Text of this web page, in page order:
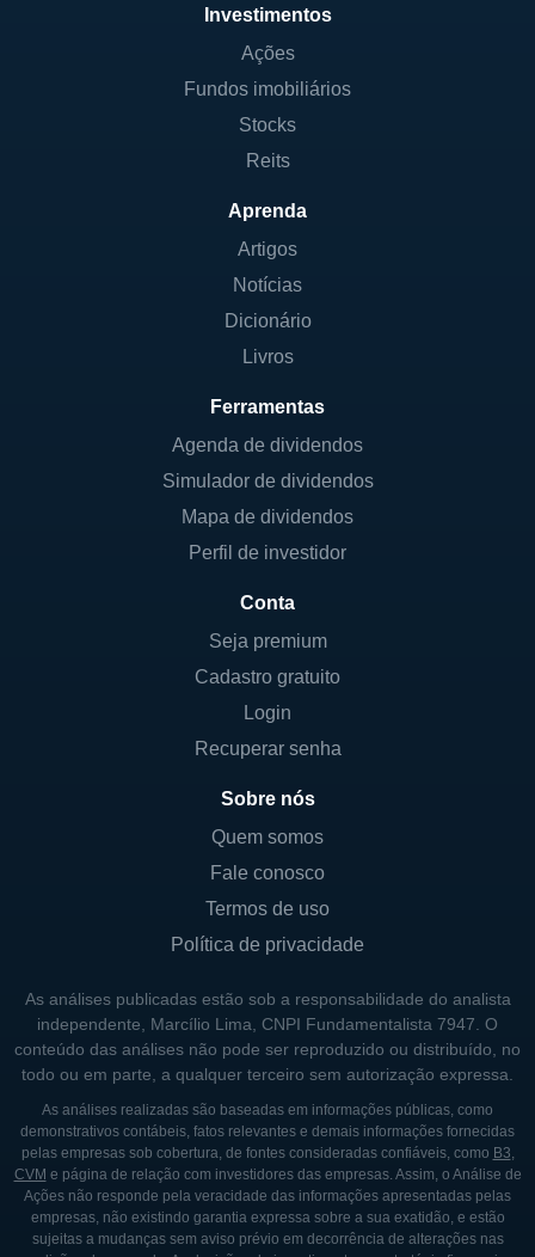
Investimentos
Ações
Fundos imobiliários
Stocks
Reits
Aprenda
Artigos
Notícias
Dicionário
Livros
Ferramentas
Agenda de dividendos
Simulador de dividendos
Mapa de dividendos
Perfil de investidor
Conta
Seja premium
Cadastro gratuito
Login
Recuperar senha
Sobre nós
Quem somos
Fale conosco
Termos de uso
Política de privacidade
As análises publicadas estão sob a responsabilidade do analista
independente, Marcílio Lima, CNPI Fundamentalista 7947. O
conteúdo das análises não pode ser reproduzido ou distribuído, no
todo ou em parte, a qualquer terceiro sem autorização expressa.
As análises realizadas são baseadas em informações públicas, como
demonstrativos contábeis, fatos relevantes e demais informações fornecidas
pelas empresas sob cobertura, de fontes consideradas confiáveis, como B3,
CVM e página de relação com investidores das empresas. Assim, o Análise de
Ações não responde pela veracidade das informações apresentadas pelas
empresas, não existindo garantia expressa sobre a sua exatidão, e estão
sujeitas a mudanças sem aviso prévio em decorrência de alterações nas